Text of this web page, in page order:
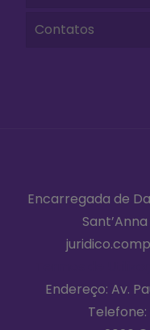
Contatos
Encarregada de
Endereço: Av.
Telefone: